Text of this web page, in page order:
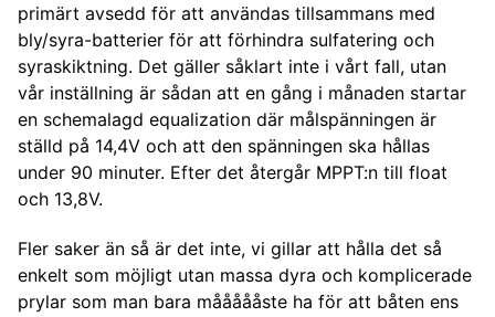
primärt avsedd för att användas tillsammans med
bly/syra-batterier för att förhindra sulfatering och
syraskiktning. Det gäller såklart inte i vårt fall, utan
vår inställning är sådan att en gång i månaden startar
en schemalagd equalization där målspänningen är
ställd på 14,4V och att den spänningen ska hållas
under 90 minuter. Efter det återgår MPPT:n till float
och 13,8V.
Fler saker än så är det inte, vi gillar att hålla det så
enkelt som möjligt utan massa dyra och komplicerade
prylar som man bara måååååste ha för att båten ens